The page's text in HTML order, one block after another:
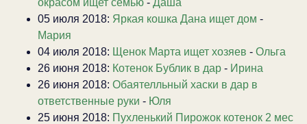
05 июля 2018: Яркая кошка Дана ищет дом -
Мария
04 июля 2018: Щенок Марта ищет хозяев - Ольга
26 июня 2018: Котенок Бублик в дар - Ирина
26 июня 2018: Обаятелльный хаски в дар в
ответственные руки - Юля
25 июня 2018: Пухленький Пирожок котенок 2 мес